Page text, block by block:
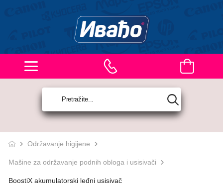
Održavanje higijene
Mašine za održavanje podnih obloga i usisivači
BoostiX akumulatorski leđni usisivač